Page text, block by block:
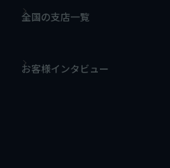
全国の支店一覧
お客様インタビュー